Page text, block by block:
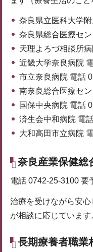
奈良県立医科大学
奈良県総合医療セ
天理よろづ相談所
近畿大学奈良病院
市立奈良病院 電話
南奈良総合医療セ
国保中央病院 電話
済生会中和病院 電
大和高田市立病院
奈良産業保健総
電話 0742-25-3100 要
治療を受けながら安
が相談に応じています
長期療養者職業